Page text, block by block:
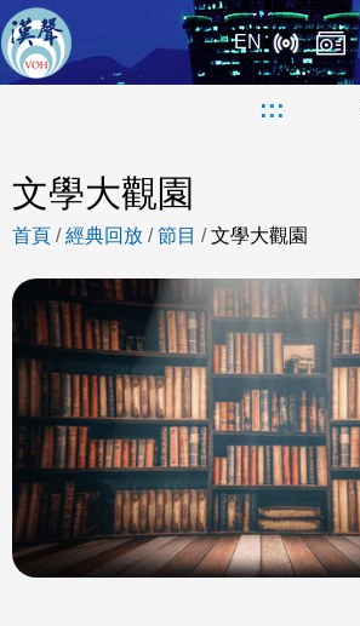
EN
:::
文學大觀園
首頁 /經典回放 /節目 /文學大觀園